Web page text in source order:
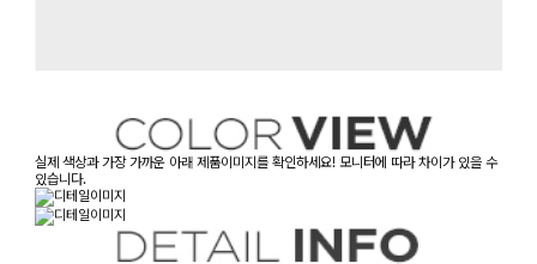
실제 색상과 가장 가까운 아래 제품이미지를 확인하세요! 모니터에 따라 차이가 있을 수
있습니다.